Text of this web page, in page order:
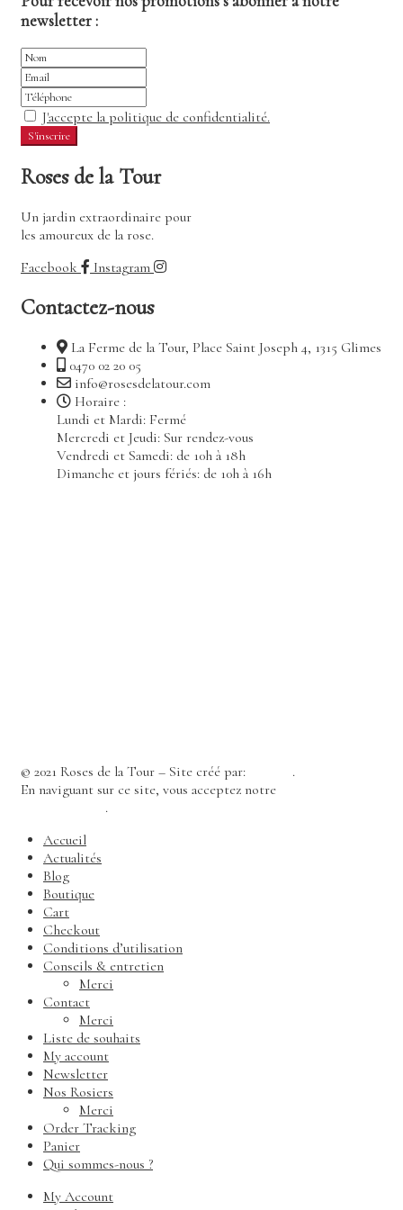
newsletter :
J'accepte la politique de confidentialité.
Roses de la Tour
Un jardin extraordinaire pour
les amoureux de la rose.
Facebook
Instagram
Contactez-nous
La Ferme de la Tour, Place Saint Joseph 4, 1315 Glimes
0470 02 20 05
info@rosesdelatour.com
Horaire :
Lundi et Mardi: Fermé
Mercredi et Jeudi: Sur rendez-vous
Vendredi et Samedi: de 10h à 18h
Dimanche et jours fériés: de 10h à 16h
© 2021 Roses de la Tour – Site créé par:
.
En naviguant sur ce site, vous acceptez notre
.
Accueil
Actualités
Blog
Boutique
Cart
Checkout
Conditions d’utilisation
Conseils & entretien
Merci
Contact
Merci
Liste de souhaits
My account
Newsletter
Nos Rosiers
Merci
Order Tracking
Panier
Qui sommes-nous ?
My Account